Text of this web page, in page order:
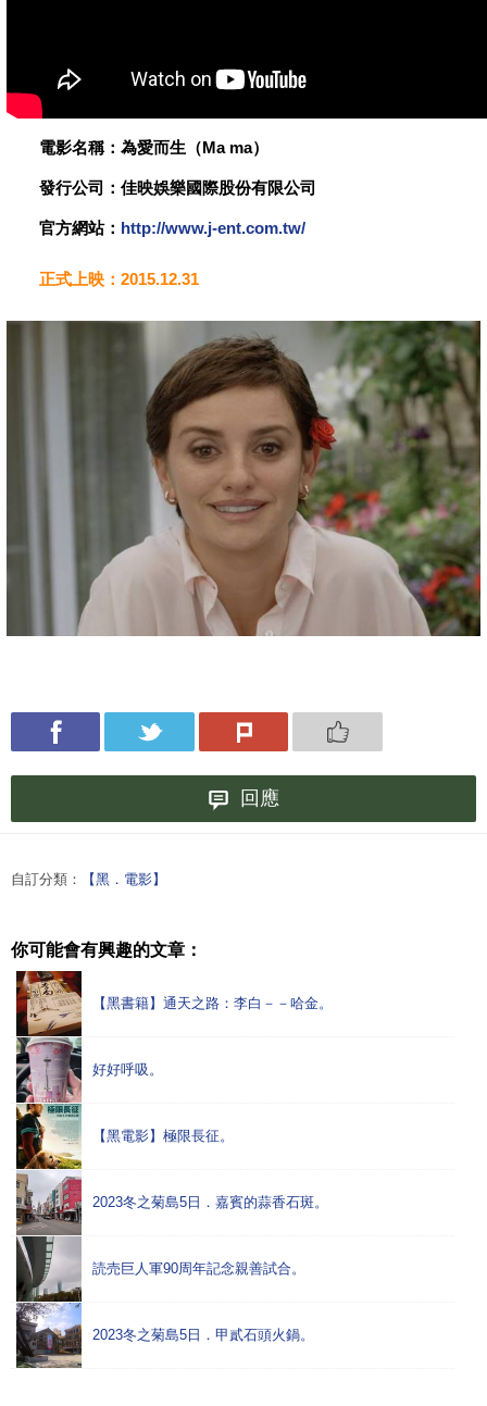
電影名稱：為愛而生（Ma ma）
發行公司：佳映娛樂國際股份有限公司
官方網站： http://www.j-ent.com.tw/
正式上映：2015.12.31
回應
自訂分類： 【黑．電影】
你可能會有興趣的文章：
【黑書籍】通天之路：李白－－哈金。
好好呼吸。
【黑電影】極限長征。
2023冬之菊島5日．嘉賓的蒜香石斑。
読売巨人軍90周年記念親善試合。
2023冬之菊島5日．甲貳石頭火鍋。